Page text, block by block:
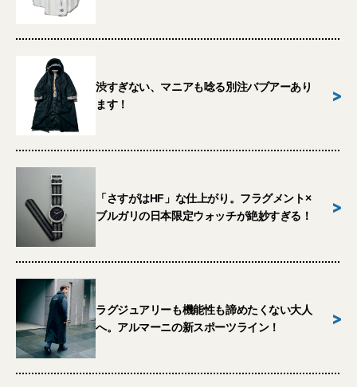
渋すぎない、マニアも唸る別注バブアーあり
ます！
>
「さすがはHF」な仕上がり。フラグメント×
ブルガリの日本限定ウォッチが絶妙すぎる！
>
ラグジュアリーも機能性も諦めたくない大人
へ。アルマーニの新スポーツライン！
>